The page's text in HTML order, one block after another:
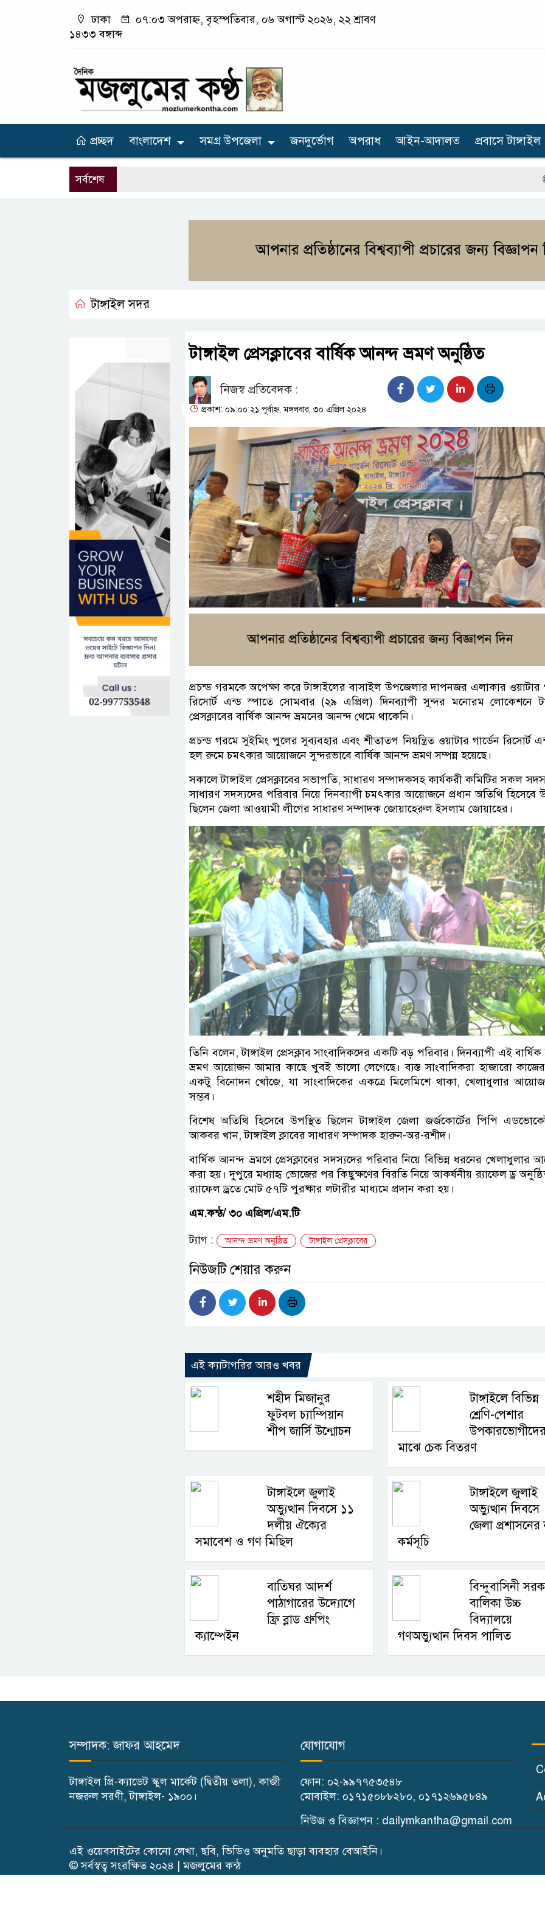
ঢাকা
০৭:০৩ অপরাহ্ন, বৃহস্পতিবার, ০৬ অগাস্ট ২০২৬, ২২ শ্রাবণ
১৪৩৩ বঙ্গাব্দ
প্রচ্ছদ বাংলাদেশ সমগ্র উপজেলা জনদুর্ভোগ অপরাধ আইন-আদালত প্রবাসে টাঙ্গাইল
সর্বশেষ
টাঙ্গাইল সদর
টাঙ্গাইল প্রেসক্লাবের বার্ষিক আনন্দ ভ্রমণ অনুষ্ঠিত
নিজস্ব প্রতিবেদক :
প্রকাশ: ০৯:০০:২১ পূর্বাহ্ন, মঙ্গলবার, ৩০ এপ্রিল ২০২৪
প্রচন্ড গরমকে অপেক্ষা করে টাঙ্গাইলের বাসাইল উপজেলার দাপনজর এলাকার ওয়াটার
রিসোর্ট এন্ড স্পাতে সোমবার (২৯ এপ্রিল) দিনব্যাপী সুন্দর মনোরম লোকেশনে
প্রেসক্লাবের বার্ষিক আনন্দ ভ্রমনের আনন্দ থেমে থাকেনি।
প্রচন্ড গরমে সুইমিং পুলের সুব্যবহার এবং শীতাতপ নিয়ন্ত্রিত ওয়াটার গার্ডেন রিসোর্ট
হল রুমে চমৎকার আয়োজনে সুন্দরভাবে বার্ষিক আনন্দ ভ্রমণ সম্পন্ন হয়েছে।
সকালে টাঙ্গাইল প্রেসক্লাবের সভাপতি, সাধারণ সম্পাদকসহ কার্যকরী কমিটির সকল
সাধারণ সদস্যদের পরিবার নিয়ে দিনব্যাপী চমৎকার আয়োজনে প্রধান অতিথি হিসেবে
ছিলেন জেলা আওয়ামী লীগের সাধারণ সম্পাদক জোয়াহেরুল ইসলাম জোয়াহের।
তিনি বলেন, টাঙ্গাইল প্রেসক্লাব সাংবাদিকদের একটি বড় পরিবার। দিনব্যাপী এই
ভ্রমণ আয়োজন আমার কাছে খুবই ভালো লেগেছে। ব্যস্ত সাংবাদিকরা হাজারো
একটু বিনোদন খোঁজে, যা সাংবাদিকের একত্রে মিলেমিশে থাকা, খেলাধুলার
সম্ভব।
বিশেষ অতিথি হিসেবে উপস্থিত ছিলেন টাঙ্গাইল জেলা জর্জকোর্টের পিপি
আকবর খান, টাঙ্গাইল ক্লাবের সাধারণ সম্পাদক হারুন-অর-রশীদ।
বার্ষিক আনন্দ ভ্রমণে প্রেসক্লাবের সদস্যদের পরিবার নিয়ে বিভিন্ন ধরনের খেলাধুলার
করা হয়। দুপুরে মধ্যাহৃ ভোজের পর কিছুক্ষণের বিরতি নিয়ে আকর্ষনীয় র‌্যাফেল ড্র
র‌্যাফেল ড্রতে মোট ৫৭টি পুরষ্কার লটারীর মাধ্যমে প্রদান করা হয়।
এম.কন্ঠ/ ৩০ এপ্রিল/এম.টি
ট্যাগ :
আনন্দ ভ্রমণ অনুষ্ঠিত টাঙ্গাইল প্রেসক্লাবের
নিউজটি শেয়ার করুন
এই ক্যাটাগরির আরও খবর
শহীদ মিজানুর
ফুটবল চ্যাম্পিয়ান
শীপ জার্সি উন্মোচন
টাঙ্গাইলে বিভিন্ন
শ্রেণি-পেশার
মাঝে চেক বিতরণ
টাঙ্গাইলে জুলাই
অভ্যুত্থান দিবসে ১১
দলীয় ঐক্যের
সমাবেশ ও গণ মিছিল
টাঙ্গাইলে জুলাই
অভ্যুত্থান দিবসে
জেলা প্রশাসনের
কর্মসূচি
বাতিঘর আদর্শ
পাঠাগারের উদ্যোগে
ফ্রি ব্লাড গ্রুপিং
ক্যাম্পেইন
বিন্দুবাসিনী
বালিকা উচ্চ
বিদ্যালয়ে
গণঅভ্যুত্থান দিবস পালিত
সম্পাদক: জাফর আহমেদ
টাঙ্গাইল প্রি-ক্যাডেট স্কুল মার্কেট (দ্বিতীয় তলা), কাজী
নজরুল সরণী, টাঙ্গাইল- ১৯০০।
যোগাযোগ
ফোন: ০২-৯৯৭৭৫৩৫৪৮
মোবাইল: ০১৭১৫০৮৮২৮০, ০১৭১২৬৯৫৮৪৯
নিউজ ও বিজ্ঞাপন : dailymkantha@gmail.com
এই ওয়েবসাইটের কোনো লেখা, ছবি, ভিডিও অনুমতি ছাড়া ব্যবহার বেআইনি।
© সর্বস্বত্ব সংরক্ষিত ২০২৪ | মজলুমের কন্ঠ